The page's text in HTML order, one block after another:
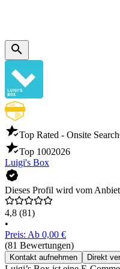
Top Rated - Onsite Search
Top 1002026
Luigi's Box
Dieses Profil wird vom
4,8 (81)
•
Preis: Ab 0,00 €
(81 Bewertungen)
Kontakt aufnehmen Direkt